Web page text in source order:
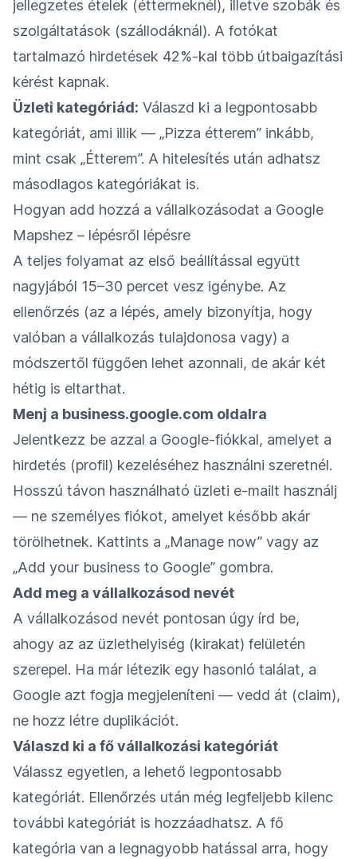
jellegzetes ételek (éttermeknél), illetve szobák és
szolgáltatások (szállodáknál). A fotókat
tartalmazó hirdetések 42%-kal több útbaigazítási
kérést kapnak.
Üzleti kategóriád: Válaszd ki a legpontosabb
kategóriát, ami illik — „Pizza étterem” inkább,
mint csak „Étterem”. A hitelesítés után adhatsz
másodlagos kategóriákat is.
Hogyan add hozzá a vállalkozásodat a Google
Mapshez – lépésről lépésre
A teljes folyamat az első beállítással együtt
nagyjából 15–30 percet vesz igénybe. Az
ellenőrzés (az a lépés, amely bizonyítja, hogy
valóban a vállalkozás tulajdonosa vagy) a
módszertől függően lehet azonnali, de akár két
hétig is eltarthat.
Menj a business.google.com oldalra
Jelentkezz be azzal a Google-fiókkal, amelyet a
hirdetés (profil) kezeléséhez használni szeretnél.
Hosszú távon használható üzleti e-mailt használj
— ne személyes fiókot, amelyet később akár
törölhetnek. Kattints a „Manage now” vagy az
„Add your business to Google” gombra.
Add meg a vállalkozásod nevét
A vállalkozásod nevét pontosan úgy írd be,
ahogy az az üzlethelyiség (kirakat) felületén
szerepel. Ha már létezik egy hasonló találat, a
Google azt fogja megjeleníteni — vedd át (claim),
ne hozz létre duplikációt.
Válaszd ki a fő vállalkozási kategóriát
Válassz egyetlen, a lehető legpontosabb
kategóriát. Ellenőrzés után még legfeljebb kilenc
további kategóriát is hozzáadhatsz. A fő
kategória van a legnagyobb hatással arra, hogy